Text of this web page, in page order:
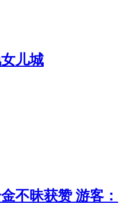
儿城
不昧获赞 游客：